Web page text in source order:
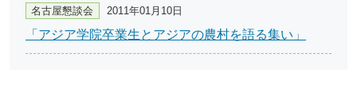
名古屋懇談会 2011年01月10日
「アジア学院卒業生とアジアの農村を語る集い」